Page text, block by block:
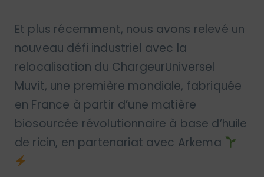
Et plus récemment, nous avons relevé un
nouveau défi industriel avec la
relocalisation du ChargeurUniversel
Muvit, une première mondiale, fabriquée
en France à partir d’une matière
biosourcée révolutionnaire à base d’huile
de ricin, en partenariat avec Arkema